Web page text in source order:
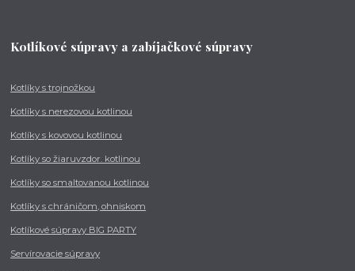
Kotlíkové súpravy a zabíjačkové súpravy
Kotlíky s trojnožkou
Kotlíky s nerezovou kotlinou
Kotlíky s kovovou kotlinou
Kotlíky so žiaruvzdor. kotlinou
Kotlíky so smaltovanou kotlinou
Kotlíky s chráničom, ohniskom
Kotlíkové súpravy BIG PARTY
Servírovacie súpravy